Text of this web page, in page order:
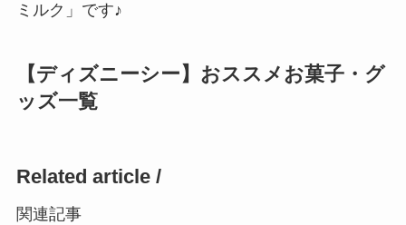
ミルク」です♪
【ディズニーシー】おススメお菓子・グ
ッズ一覧
Related article /
関連記事